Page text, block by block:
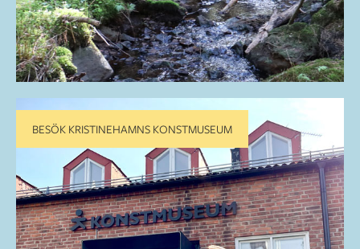
BESÖK KRISTINEHAMNS KONSTMUSEUM